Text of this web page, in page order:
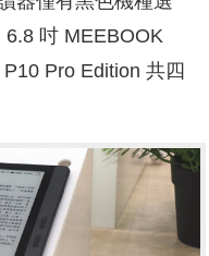
吋 MEEBOOK
Pro Edition 共四